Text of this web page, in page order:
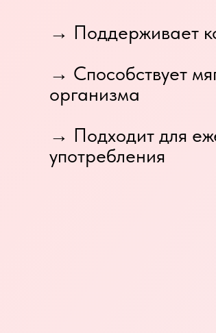
→ Поддерживает
→ Способствует
организма
→ Подходит для
употребления